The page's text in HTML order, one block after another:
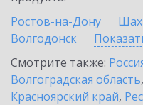
Ростов-на-Дону
Волгодонск
Смотрите также:
Волгоградская область,
Красноярский край,